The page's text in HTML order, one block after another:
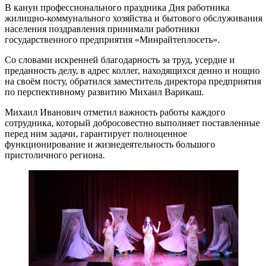
В канун профессионального праздника Дня работника
жилищно-коммунального хозяйства и бытового обслуживания
населения поздравления принимали работники
государственного предприятия «Минрайтеплосеть».
Со словами искренней благодарность за труд, усердие и
преданность делу, в адрес коллег, находящихся денно и нощно
на своём посту, обратился заместитель директора предприятия
по перспективному развитию Михаил Варикаш.
Михаил Иванович отметил важность работы каждого
сотрудника, который добросовестно выполняет поставленные
перед ним задачи, гарантирует полноценное
функционирование и жизнедеятельность большого
пристоличного региона.